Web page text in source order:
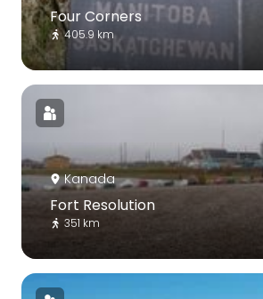
Four Corners
405.9 km
Kanada
Fort Resolution
351 km